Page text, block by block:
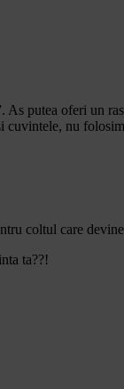
putea oferi un
cuvintele, nu
coltul care
ta??!